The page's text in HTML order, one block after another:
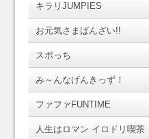
キラリJUMPIES
お元気さまばんざい!!
スポっち
み～んなげんきっず！
ファファFUNTIME
人生はロマン イロドリ喫茶